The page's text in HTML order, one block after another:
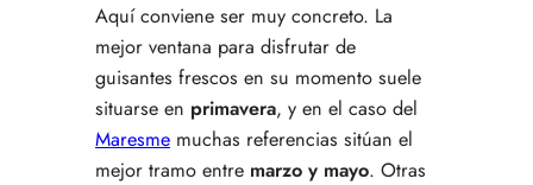
Aquí conviene ser muy concreto. La
mejor ventana para disfrutar de
guisantes frescos en su momento suele
situarse en primavera, y en el caso del
Maresme muchas referencias sitúan el
mejor tramo entre marzo y mayo. Otras